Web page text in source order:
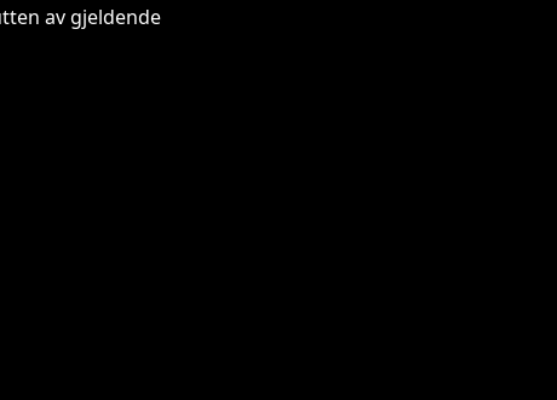
av gjeldende